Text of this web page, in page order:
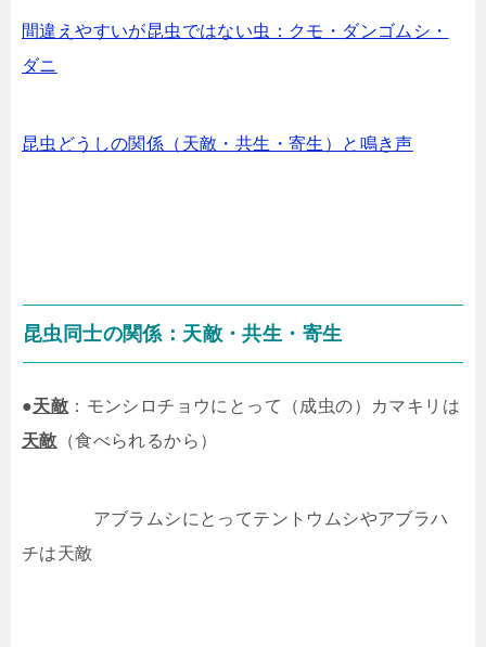
間違えやすいが昆虫ではない虫：クモ・ダンゴムシ・
ダニ
昆虫どうしの関係（天敵・共生・寄生）と鳴き声
昆虫同士の関係：天敵・共生・寄生
●天敵 ：モンシロチョウにとって（成虫の）カマキリは
天敵 （食べられるから）
アブラムシにとってテントウムシやアブラハ
チは天敵